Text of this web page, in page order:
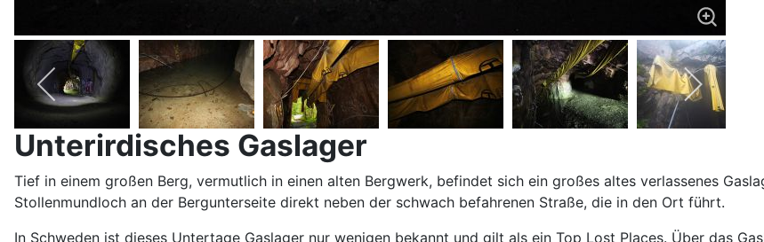
Unterirdisches Gaslager
Tief in einem großen Berg, vermutlich in einen alten Bergwerk, befindet sich ein großes altes verlassenes
Stollenmundloch an der Bergunterseite direkt neben der schwach befahrenen Straße, die in den Ort führt.
In Schweden ist dieses Untertage Gaslager nur wenigen bekannt und gilt als ein Top Lost Places. Über das